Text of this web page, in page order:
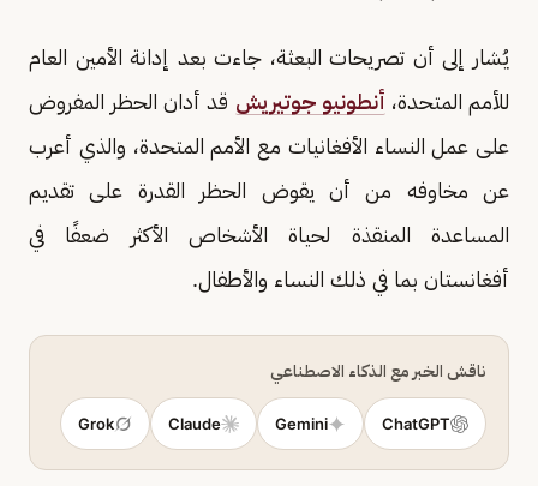
يُشار إلى أن تصريحات البعثة، جاءت بعد إدانة الأمين العام
للأمم المتحدة، أنطونيو جوتيريش قد أدان الحظر المفروض
على عمل النساء الأفغانيات مع الأمم المتحدة، والذي أعرب
عن مخاوفه من أن يقوض الحظر القدرة على تقديم
المساعدة المنقذة لحياة الأشخاص الأكثر ضعفًا في
أفغانستان بما في ذلك النساء والأطفال.
ناقش الخبر مع الذكاء الاصطناعي
ChatGPT
Gemini
Claude
Grok